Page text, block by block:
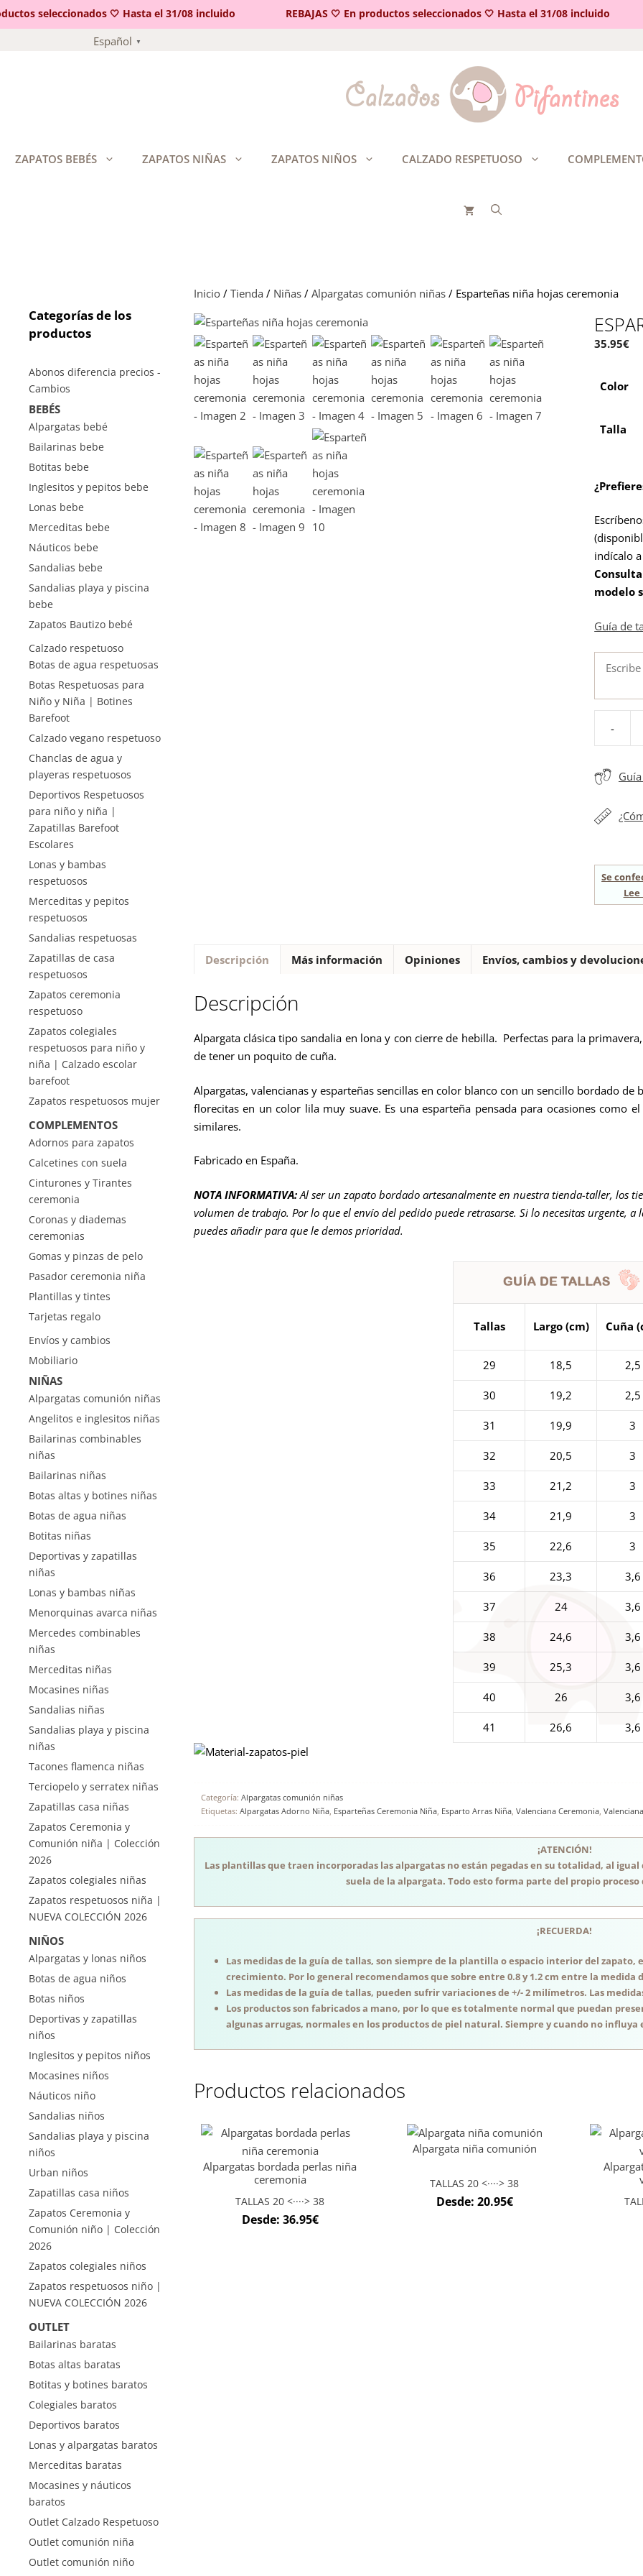
seleccionados 🤍 Hasta el 31/08 incluido REBAJAS 🤍 En productos seleccionados 🤍 Hasta el 31/08 incluido
Español ▼
ZAPATOS BEBÉS ZAPATOS NIÑAS ZAPATOS NIÑOS CALZADO RESPETUOSO
Inicio/ Tienda / Niñas/ Alpargatas comunión niñas/ Esparteñas niña hojas ceremonia
35.95€
Color
Talla
indícalo
modelo
Guía de
-
hojas
cantidad
Se
Descripción Más información Opiniones Envíos, cambios y
Descripción
Alpargata clásica tipo sandalia en lona y con cierre de hebilla. Perfectas para la
de tener un poquito de cuña.
Alpargatas, valencianas y esparteñas sencillas en color blanco con un sencillo bordado
florecitas en un color lila muy suave. Es una esparteña pensada para ocasiones como
similares.
Fabricado en España.
NOTA INFORMATIVA: Al ser un zapato bordado artesanalmente en nuestra tienda-taller, los
volumen de trabajo. Por lo que el envío del pedido puede retrasarse. Si lo necesitas urgente,
puedes añadir para que le demos prioridad.
Tallas Largo (cm) Cuña
29 18,5 2,5
30 19,2 2,5
31 19,9 3
32 20,5 3
33 21,2 3
34 21,9 3
35 22,6 3
36 23,3 3,6
37 24 3,6
38 24,6 3,6
39 25,3 3,6
40 26 3,6
41 26,6 3,6
Categoría: Alpargatas comunión niñas
Etiquetas: Alpargatas Adorno Niña, Esparteñas Ceremonia Niña, Esparto Arras Niña, Valenciana Ceremonia,
¡ATENCIÓN!
Las plantillas que traen incorporadas las alpargatas no están pegadas en su totalidad, al
suela de la alpargata. Todo esto forma parte del propio
¡RECUERDA!
Las medidas de la guía de tallas, son siempre de la plantilla o espacio interior del
crecimiento. Por lo general recomendamos que sobre entre 0.8 y 1.2 cm entre la medida
Las medidas de la guía de tallas, pueden sufrir variaciones de +/- 2 milímetros. Las
Los productos son fabricados a mano, por lo que es totalmente normal que puedan
algunas arrugas, normales en los productos de piel natural. Siempre y cuando no
Productos relacionados
Alpargatas bordada perlas niña
ceremonia
TALLAS 20 <····> 38
Desde: 36.95€
Alpargata niña comunión
TALLAS 20 <····> 38
Desde: 20.95€
Categorías de los
productos
Abonos diferencia precios -
Cambios
BEBÉS
Alpargatas bebé
Bailarinas bebe
Botitas bebe
Inglesitos y pepitos bebe
Lonas bebe
Merceditas bebe
Náuticos bebe
Sandalias bebe
Sandalias playa y piscina
bebe
Zapatos Bautizo bebé
Calzado respetuoso
Botas de agua respetuosas
Botas Respetuosas para
Niño y Niña | Botines
Barefoot
Calzado vegano respetuoso
Chanclas de agua y
playeras respetuosos
Deportivos Respetuosos
para niño y niña |
Zapatillas Barefoot
Escolares
Lonas y bambas
respetuosos
Merceditas y pepitos
respetuosos
Sandalias respetuosas
Zapatillas de casa
respetuosos
Zapatos ceremonia
respetuoso
Zapatos colegiales
respetuosos para niño y
niña | Calzado escolar
barefoot
Zapatos respetuosos mujer
COMPLEMENTOS
Adornos para zapatos
Calcetines con suela
Cinturones y Tirantes
ceremonia
Coronas y diademas
ceremonias
Gomas y pinzas de pelo
Pasador ceremonia niña
Plantillas y tintes
Tarjetas regalo
Envíos y cambios
Mobiliario
NIÑAS
Alpargatas comunión niñas
Angelitos e inglesitos niñas
Bailarinas combinables
niñas
Bailarinas niñas
Botas altas y botines niñas
Botas de agua niñas
Botitas niñas
Deportivas y zapatillas
niñas
Lonas y bambas niñas
Menorquinas avarca niñas
Mercedes combinables
niñas
Merceditas niñas
Mocasines niñas
Sandalias niñas
Sandalias playa y piscina
niñas
Tacones flamenca niñas
Terciopelo y serratex niñas
Zapatillas casa niñas
Zapatos Ceremonia y
Comunión niña | Colección
2026
Zapatos colegiales niñas
Zapatos respetuosos niña |
NUEVA COLECCIÓN 2026
NIÑOS
Alpargatas y lonas niños
Botas de agua niños
Botas niños
Deportivas y zapatillas
niños
Inglesitos y pepitos niños
Mocasines niños
Náuticos niño
Sandalias niños
Sandalias playa y piscina
niños
Urban niños
Zapatillas casa niños
Zapatos Ceremonia y
Comunión niño | Colección
2026
Zapatos colegiales niños
Zapatos respetuosos niño |
NUEVA COLECCIÓN 2026
OUTLET
Bailarinas baratas
Botas altas baratas
Botitas y botines baratos
Colegiales baratos
Deportivos baratos
Lonas y alpargatas baratos
Merceditas baratas
Mocasines y náuticos
baratos
Outlet Calzado Respetuoso
Outlet comunión niña
Outlet comunión niño